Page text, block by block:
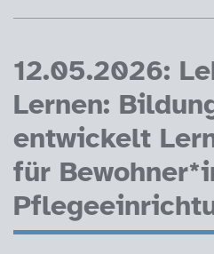
12.05.2026:
Lernen:
entwickelt
für